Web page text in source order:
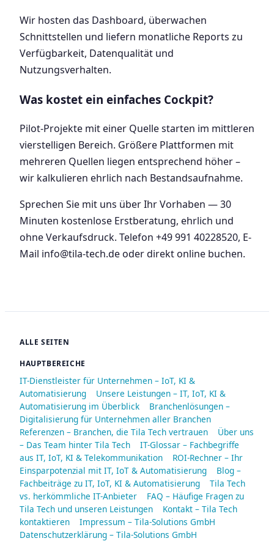
Wir hosten das Dashboard, überwachen
Schnittstellen und liefern monatliche Reports zu
Verfügbarkeit, Datenqualität und
Nutzungsverhalten.
Was kostet ein einfaches Cockpit?
Pilot-Projekte mit einer Quelle starten im mittleren
vierstelligen Bereich. Größere Plattformen mit
mehreren Quellen liegen entsprechend höher –
wir kalkulieren ehrlich nach Bestandsaufnahme.
Sprechen Sie mit uns über Ihr Vorhaben — 30
Minuten kostenlose Erstberatung, ehrlich und
ohne Verkaufsdruck. Telefon +49 991 40228520, E-
Mail info@tila-tech.de oder direkt online buchen.
ALLE SEITEN
HAUPTBEREICHE
IT-Dienstleister für Unternehmen – IoT, KI &
Automatisierung
Unsere Leistungen – IT, IoT, KI &
Automatisierung im Überblick
Branchenlösungen –
Digitalisierung für Unternehmen aller Branchen
Referenzen – Branchen, die Tila Tech vertrauen
Über uns
– Das Team hinter Tila Tech
IT-Glossar – Fachbegriffe
aus IT, IoT, KI & Telekommunikation
ROI-Rechner – Ihr
Einsparpotenzial mit IT, IoT & Automatisierung
Blog –
Fachbeiträge zu IT, IoT, KI & Automatisierung
Tila Tech
vs. herkömmliche IT-Anbieter
FAQ – Häufige Fragen zu
Tila Tech und unseren Leistungen
Kontakt – Tila Tech
kontaktieren
Impressum – Tila-Solutions GmbH
Datenschutzerklärung – Tila-Solutions GmbH